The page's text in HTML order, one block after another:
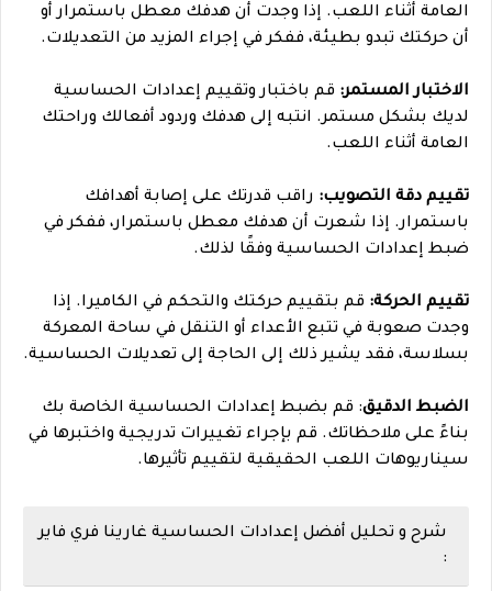
العامة أثناء اللعب. إذا وجدت أن هدفك معطل باستمرار أو
أن حركتك تبدو بطيئة، ففكر في إجراء المزيد من التعديلات.
الاختبار المستمر: قم باختبار وتقييم إعدادات الحساسية
لديك بشكل مستمر. انتبه إلى هدفك وردود أفعالك وراحتك
العامة أثناء اللعب.
تقييم دقة التصويب: راقب قدرتك على إصابة أهدافك
باستمرار. إذا شعرت أن هدفك معطل باستمرار، ففكر في
ضبط إعدادات الحساسية وفقًا لذلك.
تقييم الحركة: قم بتقييم حركتك والتحكم في الكاميرا. إذا
وجدت صعوبة في تتبع الأعداء أو التنقل في ساحة المعركة
بسلاسة، فقد يشير ذلك إلى الحاجة إلى تعديلات الحساسية.
الضبط الدقيق: قم بضبط إعدادات الحساسية الخاصة بك
بناءً على ملاحظاتك. قم بإجراء تغييرات تدريجية واختبرها في
سيناريوهات اللعب الحقيقية لتقييم تأثيرها.
شرح و تحليل أفضل إعدادات الحساسية غارينا فري فاير
: